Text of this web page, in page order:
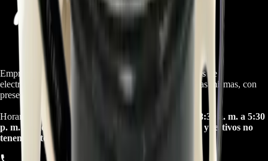
Empresa especializada en electrodomésticos, repuestos de
electrodomésticos, motos electricas y repuestos para las mismas, con
presencia en toda Colombia.
Horario de atención Call Center:
lunes a viernes de 8:30 a. m. a 5:30
p. m. sabados de 9:00 a. m. a 1:00 p. m. Domingos y festivos no
tenemos atencion online.